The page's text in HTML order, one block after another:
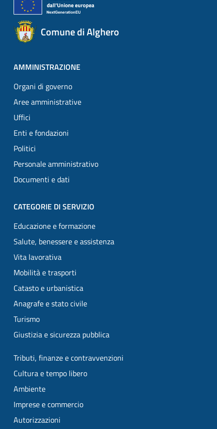
Comune di Alghero
AMMINISTRAZIONE
Organi di governo
Aree amministrative
Uffici
Enti e fondazioni
Politici
Personale amministrativo
Documenti e dati
CATEGORIE DI SERVIZIO
Educazione e formazione
Salute, benessere e assistenza
Vita lavorativa
Mobilità e trasporti
Catasto e urbanistica
Anagrafe e stato civile
Turismo
Giustizia e sicurezza pubblica
Tributi, finanze e contravvenzioni
Cultura e tempo libero
Ambiente
Imprese e commercio
Autorizzazioni